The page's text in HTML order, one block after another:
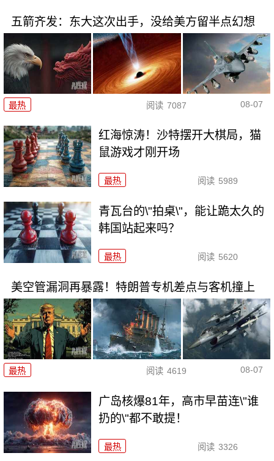
五箭齐发：东大这次出手，没给美方留半点幻想
最热 阅读 7087 08-07
红海惊涛！沙特摆开大棋局，猫
鼠游戏才刚开场
最热 阅读 5989
青瓦台的\"拍桌\"，能让跪太久的
韩国站起来吗？
最热 阅读 5620
美空管漏洞再暴露！特朗普专机差点与客机撞上
最热 阅读 4619 08-07
广岛核爆81年，高市早苗连\"谁
扔的\"都不敢提！
最热 阅读 3326